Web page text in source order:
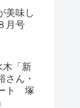
美味し
号
「新
ん・
ト 塚